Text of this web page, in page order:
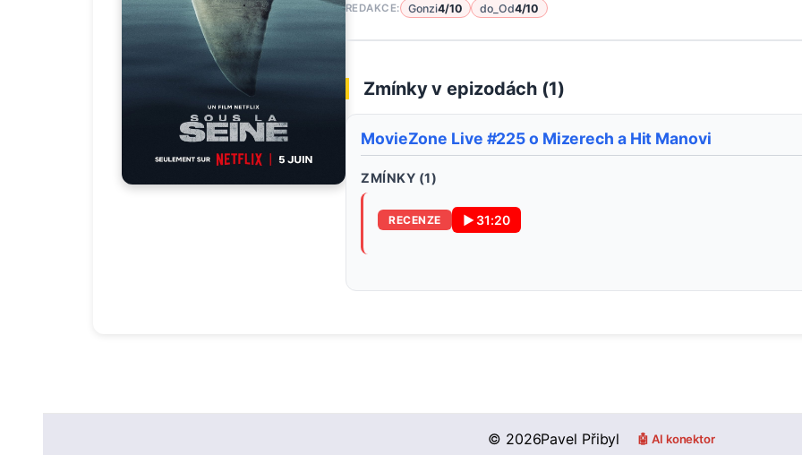
REDAKCE: Gonzi4/10 do_Od4/10
Zmínky v epizodách (1)
MovieZone Live #225 o Mizerech a Hit Manovi
ZMÍNKY (1)
RECENZE ▶ 31:20
© 2026Pavel Přibyl 🤖 AI konektor